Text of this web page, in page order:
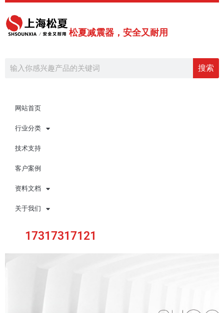
跳
内
松夏减震器，安全又耐用
搜索
网站首页
行业分类
技术支持
客户案例
资料文档
关于我们
17317317121